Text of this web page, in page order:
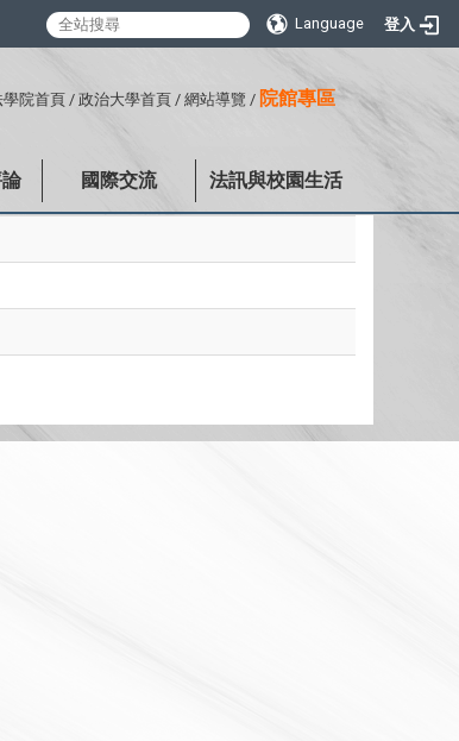
Language 登入
學院首頁/ 政治大學首頁 / 網站導覽 / 院館專區
國際交流 法訊與校園生活